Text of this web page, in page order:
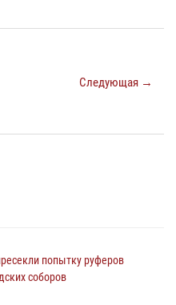
Следующая →
попытку руферов
соборов